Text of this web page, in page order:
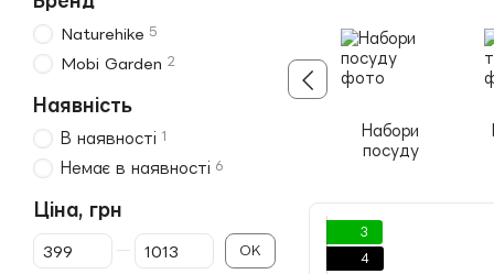
Набори
посуду
3
4
Naturehike 5
Mobi Garden 2
Наявність
В наявності 1
Немає в наявності 6
Ціна, грн
Від Ціна, грн
До Ціна, грн
ОК